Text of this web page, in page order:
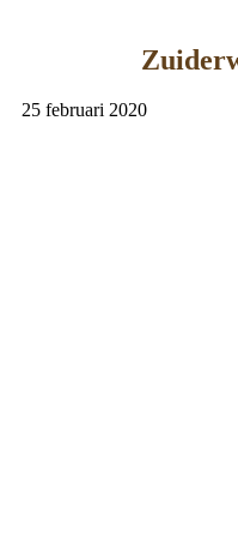
25 februari 2020